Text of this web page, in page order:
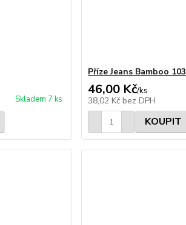
Skladem 7 ks
Příze Jeans Bamboo 103
46,00 Kč/ks
38,02 Kč bez DPH
KOUPIT